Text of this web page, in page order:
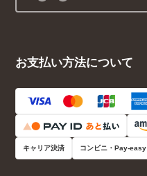
お支払い方法について
キャリア決済 コンビニ・Pay-easy